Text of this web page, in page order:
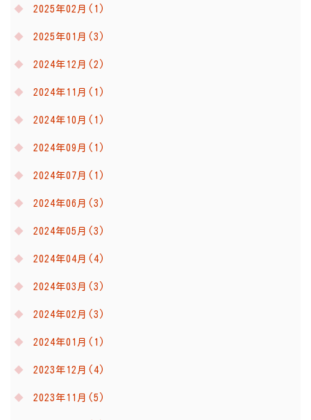
2025年02月(1)
2025年01月(3)
2024年12月(2)
2024年11月(1)
2024年10月(1)
2024年09月(1)
2024年07月(1)
2024年06月(3)
2024年05月(3)
2024年04月(4)
2024年03月(3)
2024年02月(3)
2024年01月(1)
2023年12月(4)
2023年11月(5)